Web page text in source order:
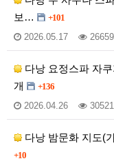
보…
+101
2026.05.17 26659
다낭 요정스파 자
개
+136
2026.04.26 30521
다낭 밤문화 지도(
+10